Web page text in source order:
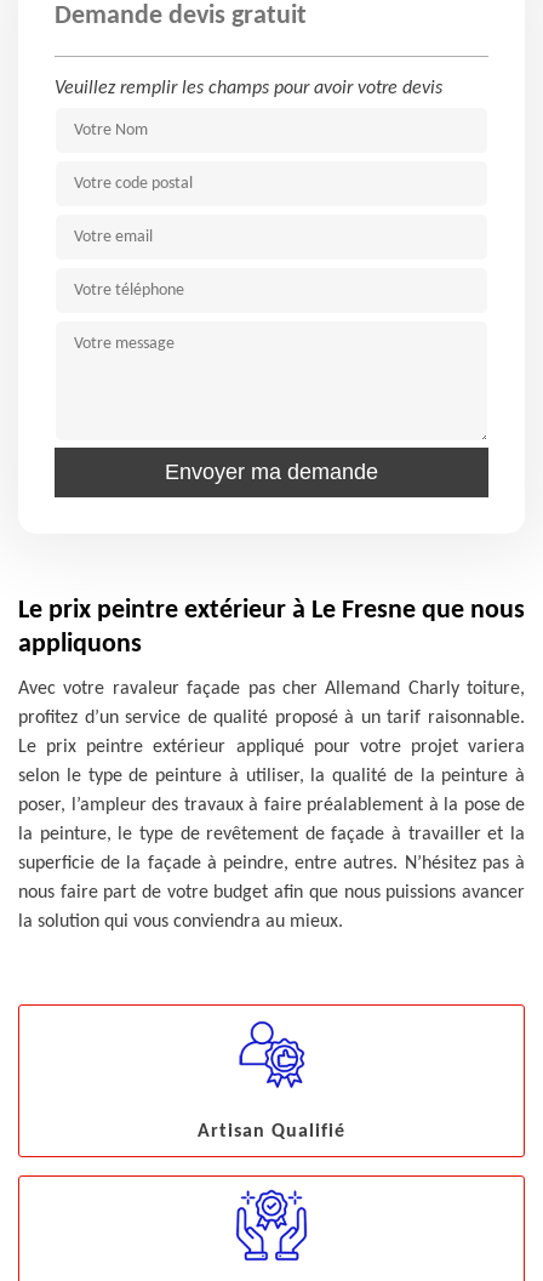
Demande devis gratuit
Veuillez remplir les champs pour avoir votre devis
Le prix peintre extérieur à Le Fresne que nous
appliquons
Avec votre ravaleur façade pas cher Allemand Charly toiture,
profitez d’un service de qualité proposé à un tarif raisonnable.
Le prix peintre extérieur appliqué pour votre projet variera
selon le type de peinture à utiliser, la qualité de la peinture à
poser, l’ampleur des travaux à faire préalablement à la pose de
la peinture, le type de revêtement de façade à travailler et la
superficie de la façade à peindre, entre autres. N’hésitez pas à
nous faire part de votre budget afin que nous puissions avancer
la solution qui vous conviendra au mieux.
Artisan Qualifié